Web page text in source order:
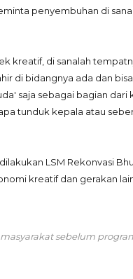
penyembuhan di sana.
kreatif, di sanalah
di bidangnya ada dan
saja sebagai bagian
tunduk kepala atau
LSM Rekonvasi
kreatif dan gerakan
sebelum